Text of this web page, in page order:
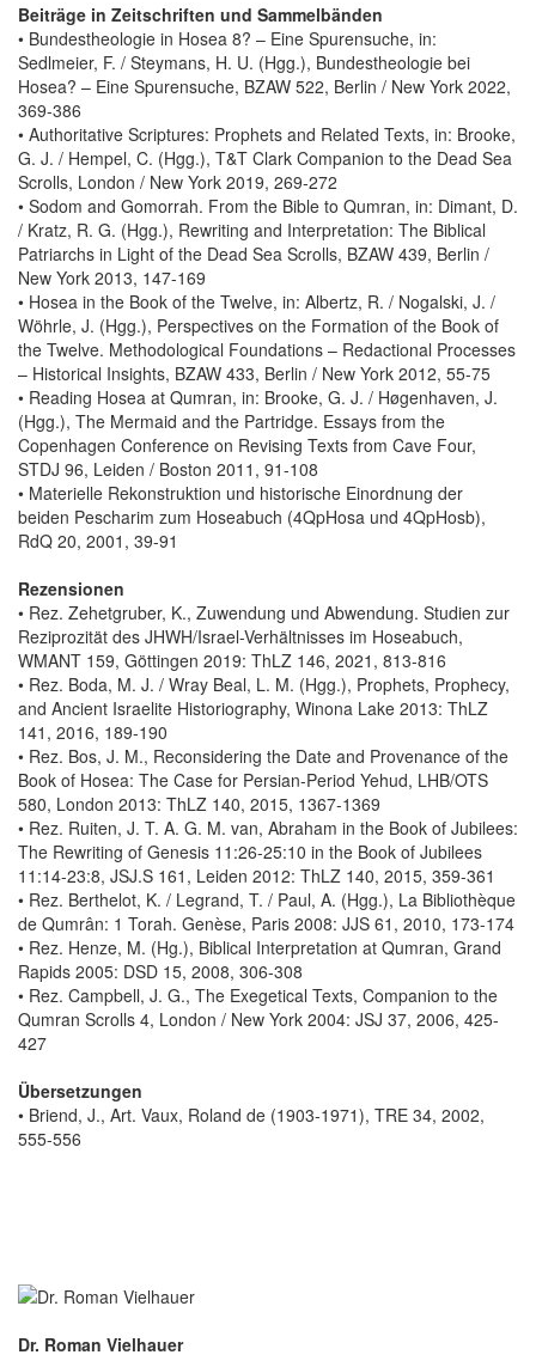
Beiträge in Zeitschriften und Sammelbänden
• Bundestheologie in Hosea 8? – Eine Spurensuche, in:
Sedlmeier, F. / Steymans, H. U. (Hgg.), Bundestheologie bei
Hosea? – Eine Spurensuche, BZAW 522, Berlin / New York 2022,
369-386
• Authoritative Scriptures: Prophets and Related Texts, in: Brooke,
G. J. / Hempel, C. (Hgg.), T&T Clark Companion to the Dead Sea
Scrolls, London / New York 2019, 269-272
• Sodom and Gomorrah. From the Bible to Qumran, in: Dimant, D.
/ Kratz, R. G. (Hgg.), Rewriting and Interpretation: The Biblical
Patriarchs in Light of the Dead Sea Scrolls, BZAW 439, Berlin /
New York 2013, 147-169
• Hosea in the Book of the Twelve, in: Albertz, R. / Nogalski, J. /
Wöhrle, J. (Hgg.), Perspectives on the Formation of the Book of
the Twelve. Methodological Foundations – Redactional Processes
– Historical Insights, BZAW 433, Berlin / New York 2012, 55-75
• Reading Hosea at Qumran, in: Brooke, G. J. / Høgenhaven, J.
(Hgg.), The Mermaid and the Partridge. Essays from the
Copenhagen Conference on Revising Texts from Cave Four,
STDJ 96, Leiden / Boston 2011, 91-108
• Materielle Rekonstruktion und historische Einordnung der
beiden Pescharim zum Hoseabuch (4QpHosa und 4QpHosb),
RdQ 20, 2001, 39-91
Rezensionen
• Rez. Zehetgruber, K., Zuwendung und Abwendung. Studien zur
Reziprozität des JHWH/Israel-Verhältnisses im Hoseabuch,
WMANT 159, Göttingen 2019: ThLZ 146, 2021, 813-816
• Rez. Boda, M. J. / Wray Beal, L. M. (Hgg.), Prophets, Prophecy,
and Ancient Israelite Historiography, Winona Lake 2013: ThLZ
141, 2016, 189-190
• Rez. Bos, J. M., Reconsidering the Date and Provenance of the
Book of Hosea: The Case for Persian-Period Yehud, LHB/OTS
580, London 2013: ThLZ 140, 2015, 1367-1369
• Rez. Ruiten, J. T. A. G. M. van, Abraham in the Book of Jubilees:
The Rewriting of Genesis 11:26-25:10 in the Book of Jubilees
11:14-23:8, JSJ.S 161, Leiden 2012: ThLZ 140, 2015, 359-361
• Rez. Berthelot, K. / Legrand, T. / Paul, A. (Hgg.), La Bibliothèque
de Qumrân: 1 Torah. Genèse, Paris 2008: JJS 61, 2010, 173-174
• Rez. Henze, M. (Hg.), Biblical Interpretation at Qumran, Grand
Rapids 2005: DSD 15, 2008, 306-308
• Rez. Campbell, J. G., The Exegetical Texts, Companion to the
Qumran Scrolls 4, London / New York 2004: JSJ 37, 2006, 425-
427
Übersetzungen
• Briend, J., Art. Vaux, Roland de (1903-1971), TRE 34, 2002,
555-556
Dr. Roman Vielhauer